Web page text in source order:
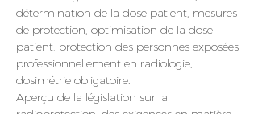
détermination de la dose patient, mesures
de protection, optimisation de la dose
patient, protection des personnes exposées
professionnellement en radiologie,
dosimétrie obligatoire.
Aperçu de la législation sur la